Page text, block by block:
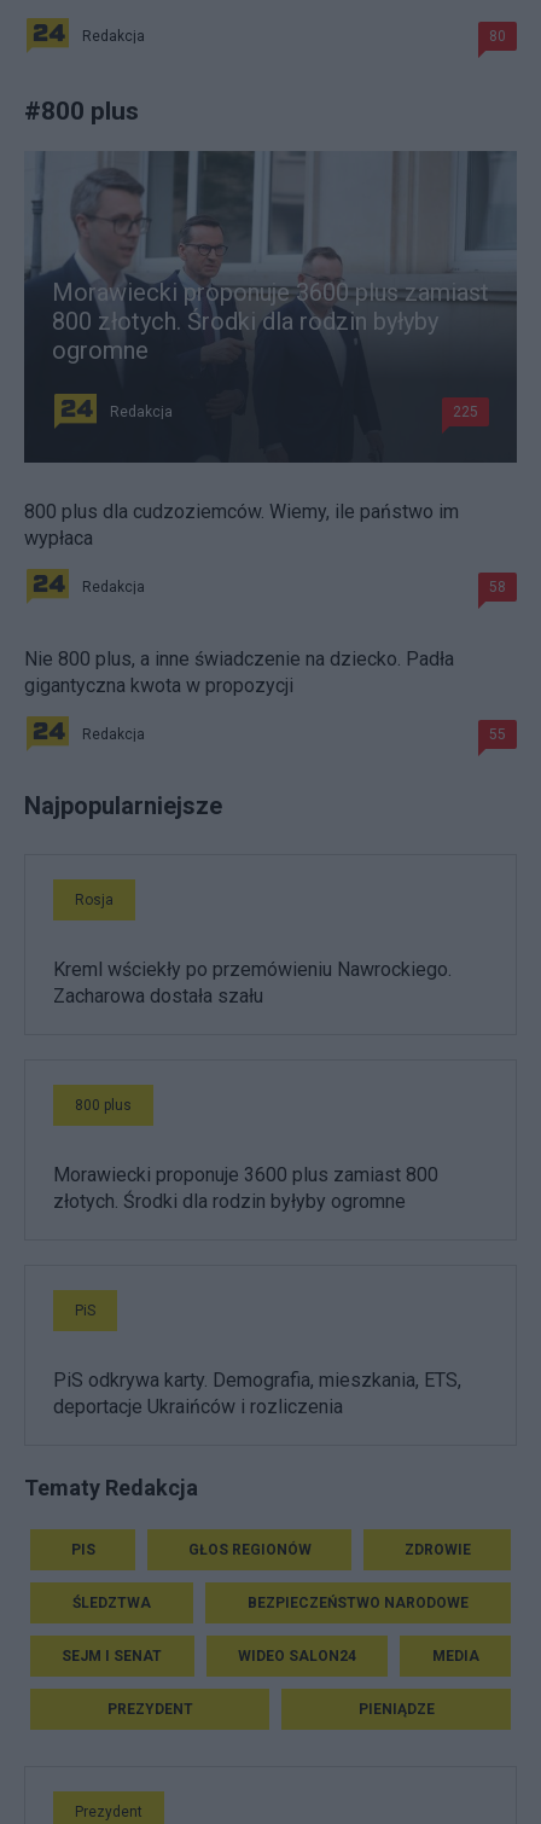
Redakcja 80
#800 plus
Morawiecki proponuje 3600 plus zamiast
800 złotych. Środki dla rodzin byłyby
ogromne
Redakcja 225
800 plus dla cudzoziemców. Wiemy, ile państwo im
wypłaca
Redakcja 58
Nie 800 plus, a inne świadczenie na dziecko. Padła
gigantyczna kwota w propozycji
Redakcja 55
Najpopularniejsze
Rosja
Kreml wściekły po przemówieniu Nawrockiego.
Zacharowa dostała szału
800 plus
Morawiecki proponuje 3600 plus zamiast 800
złotych. Środki dla rodzin byłyby ogromne
PiS
PiS odkrywa karty. Demografia, mieszkania, ETS,
deportacje Ukraińców i rozliczenia
Tematy Redakcja
PIS GŁOS REGIONÓW ZDROWIE
ŚLEDZTWA BEZPIECZEŃSTWO NARODOWE
SEJM I SENAT WIDEO SALON24 MEDIA
PREZYDENT PIENIĄDZE
Prezydent